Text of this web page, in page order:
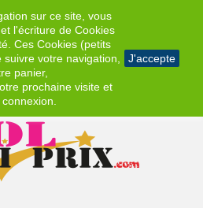
sur ce site, vous
l'écriture de Cookies
Ces Cookies (petits
votre navigation,
panier,
prochaine visite et
J'accepte